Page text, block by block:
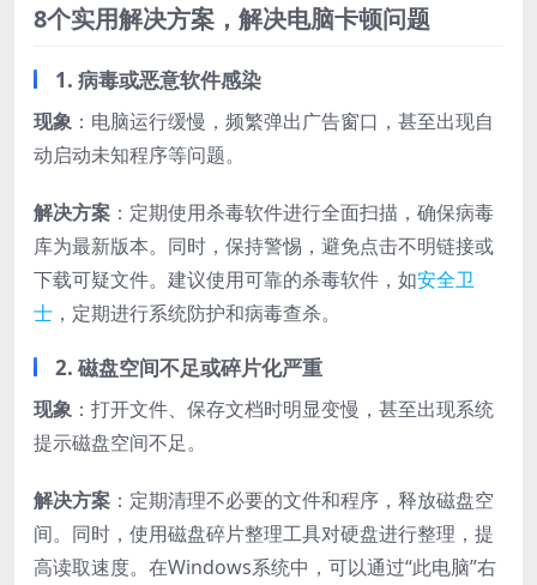
8个实用解决方案，解决电脑卡顿问题
1. 病毒或恶意软件感染
现象 ：电脑运行缓慢，频繁弹出广告窗口，甚至出现自
动启动未知程序等问题。
解决方案 ：定期使用杀毒软件进行全面扫描，确保病毒
库为最新版本。同时，保持警惕，避免点击不明链接或
下载可疑文件。建议使用可靠的杀毒软件，如安全卫
士 ，定期进行系统防护和病毒查杀。
2. 磁盘空间不足或碎片化严重
现象 ：打开文件、保存文档时明显变慢，甚至出现系统
提示磁盘空间不足。
解决方案 ：定期清理不必要的文件和程序，释放磁盘空
间。同时，使用磁盘碎片整理工具对硬盘进行整理，提
高读取速度。在Windows系统中，可以通过“此电脑”右